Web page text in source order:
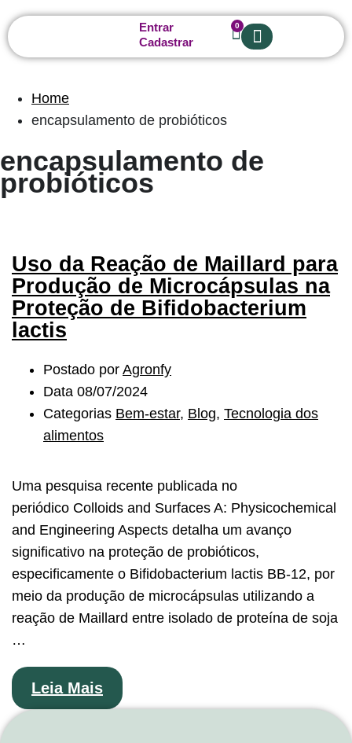
Entrar
Cadastrar
0
Home
encapsulamento de probióticos
encapsulamento de
probióticos
Uso da Reação de Maillard para
Produção de Microcápsulas na
Proteção de Bifidobacterium
lactis
Postado por Agronfy
Data 08/07/2024
Categorias Bem-estar, Blog, Tecnologia dos
alimentos
Uma pesquisa recente publicada no
periódico Colloids and Surfaces A: Physicochemical
and Engineering Aspects detalha um avanço
significativo na proteção de probióticos,
especificamente o Bifidobacterium lactis BB-12, por
meio da produção de microcápsulas utilizando a
reação de Maillard entre isolado de proteína de soja
…
Leia Mais